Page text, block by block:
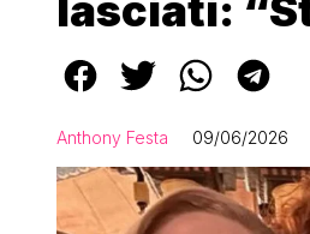
lasciati:
Anthony Festa 09/06/2026